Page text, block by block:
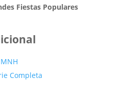
Fiestas Populares
Completa